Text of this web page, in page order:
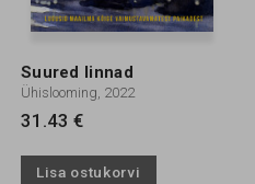
Suured linnad
Ühislooming, 2022
31.43 €
Lisa ostukorvi